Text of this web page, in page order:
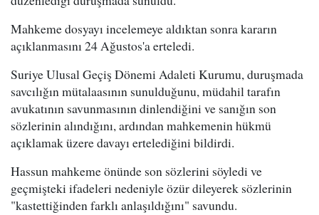
Mahkeme dosyayı incelemeye aldıktan sonra kararın
açıklanmasını 24 Ağustos'a erteledi.
Suriye Ulusal Geçiş Dönemi Adaleti Kurumu, duruşmada
savcılığın mütalaasının sunulduğunu, müdahil tarafın
avukatının savunmasının dinlendiğini ve sanığın son
sözlerinin alındığını, ardından mahkemenin hükmü
açıklamak üzere davayı ertelediğini bildirdi.
Hassun mahkeme önünde son sözlerini söyledi ve
geçmişteki ifadeleri nedeniyle özür dileyerek sözlerinin
"kastettiğinden farklı anlaşıldığını" savundu.